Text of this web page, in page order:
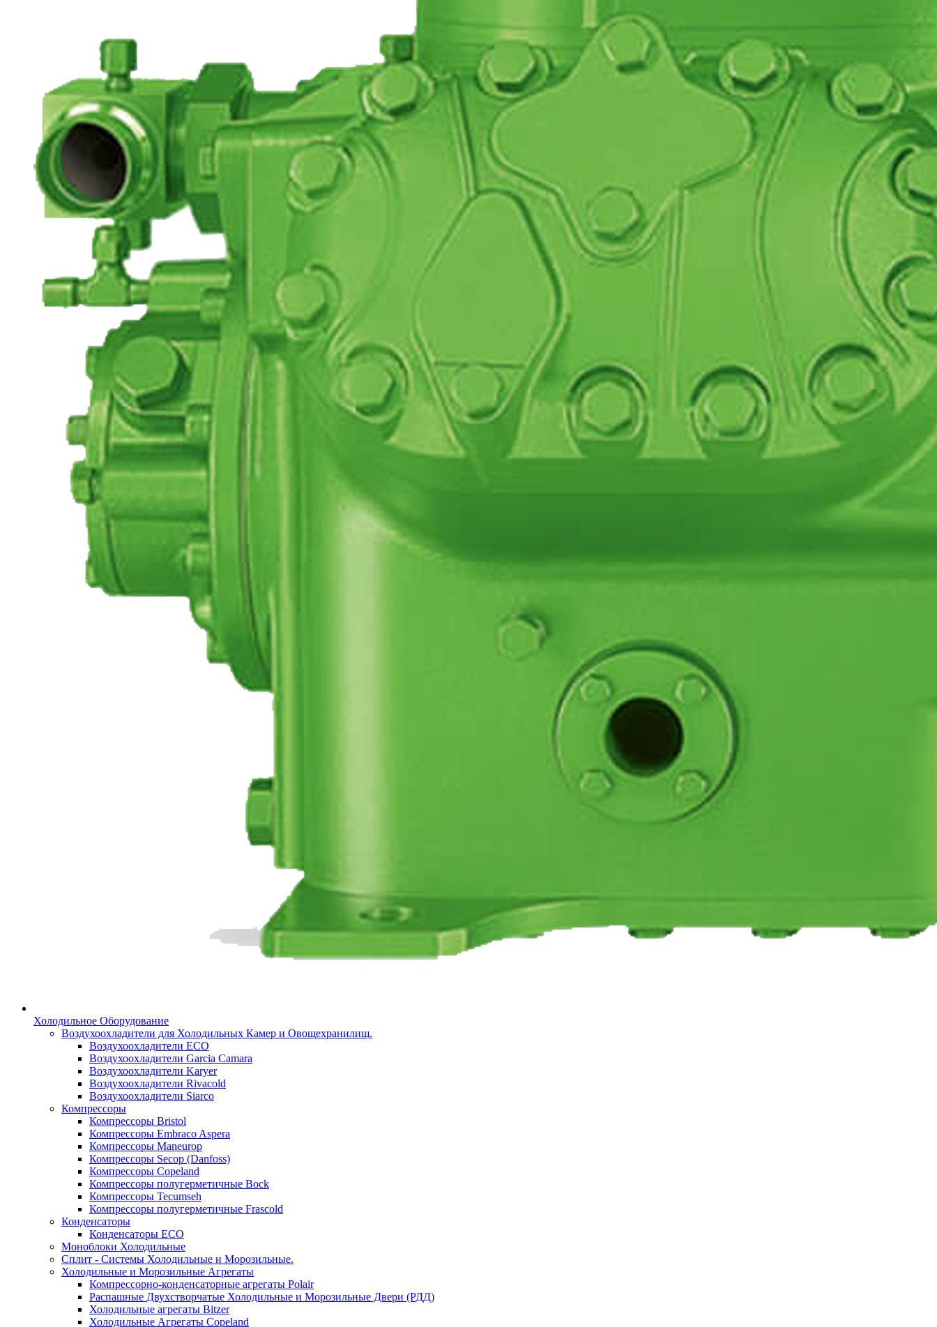
Холодильное Оборудование
Воздухоохладители для Холодильных Камер и Овощехранилищ.
Воздухоохладители ECO
Воздухоохладители Garcia Camara
Воздухоохладители Karyer
Воздухоохладители Rivacold
Воздухоохладители Siarco
Компрессоры
Компрессоры Bristol
Компрессоры Embraco Aspera
Компрессоры Maneurop
Компрессоры Secop (Danfoss)
Компрессоры Copeland
Компрессоры полугерметичные Bock
Компрессоры Tecumseh
Компрессоры полугерметичные Frascold
Конденсаторы
Конденсаторы ECO
Моноблоки Холодильные
Сплит - Системы Холодильные и Морозильные.
Холодильные и Морозильные Агрегаты
Компрессорно-конденсаторные агрегаты Polair
Распашные Двухстворчатые Холодильные и Морозильные Двери (РДД)
Холодильные агрегаты Bitzer
Холодильные Агрегаты Copeland